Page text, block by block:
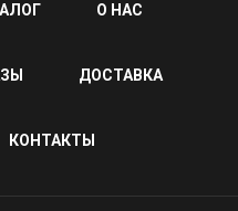
О НАС
ДОСТАВКА
КОНТАКТЫ